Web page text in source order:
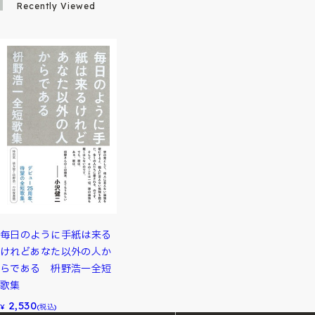
Recently Viewed
毎日のように手紙は来る
けれどあなた以外の人か
らである 枡野浩一全短
歌集
¥ 2,530(税込)